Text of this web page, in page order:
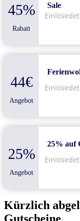
45%
Rabatt
Sale
44€
Angebot
25%
Angebot
25% auf
Kürzlich
Gutscheine